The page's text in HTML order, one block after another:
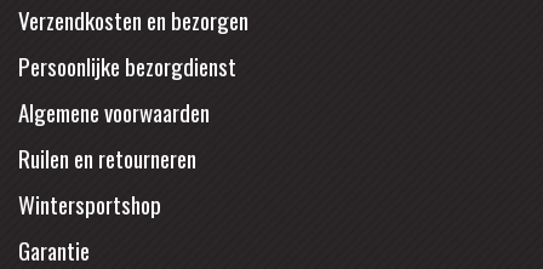
Verzendkosten en bezorgen
Persoonlijke bezorgdienst
Algemene voorwaarden
Ruilen en retourneren
Wintersportshop
Garantie